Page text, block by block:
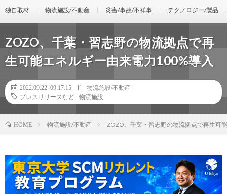
独自取材 物流施設/不動産 災害/事故/不祥事 テクノロジー/製品
ZOZO、千葉・習志野の物流拠点で再
生可能エネルギー由来電力100%導入
2022.09.22 09:17:15
物流施設/不動産
プレスリリースなど
物流施設
HOME 物流施設/不動産 ZOZO、千葉・習志野の物流拠点で再生可